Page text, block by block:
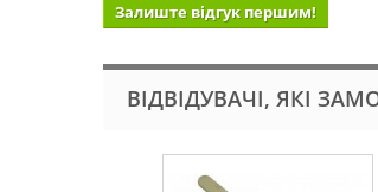
Залиште відгук першим!
ВІДВІДУВАЧІ, ЯКІ